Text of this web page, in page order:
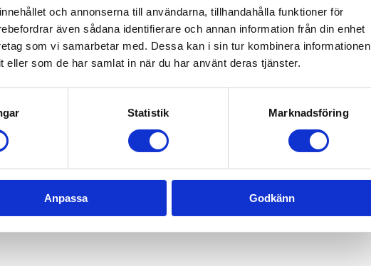
och annonserna till användarna, tillhandahålla funktioner för
även sådana identifierare och annan information från din enhet
som vi samarbetar med. Dessa kan i sin tur kombinera informationen
eller som de har samlat in när du har använt deras tjänster.
Statistik Marknadsföring
Anpassa Godkänn
igenom dina
och klipper din
är och om du
får du
halva